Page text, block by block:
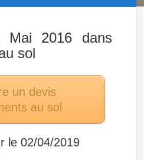
Mai 2016 dans
sol
un devis
au sol
le02/04/2019